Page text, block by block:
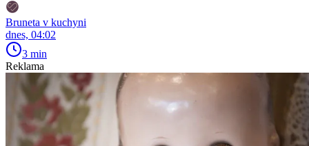
Bruneta v kuchyni
dnes, 04:02
3 min
Reklama